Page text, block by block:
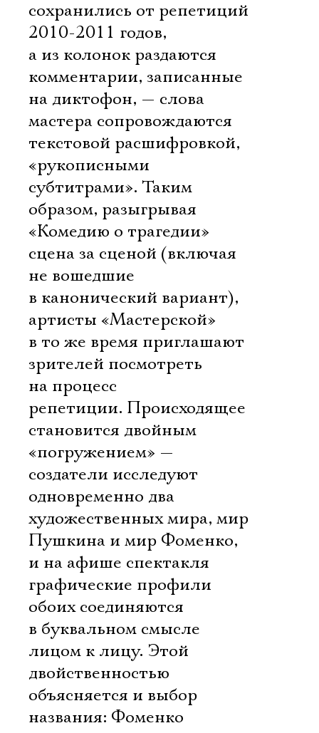
сохранились от репетиций
2010-2011 годов,
а из колонок раздаются
комментарии, записанные
на диктофон, — слова
мастера сопровождаются
текстовой расшифровкой,
«рукописными
субтитрами». Таким
образом, разыгрывая
«Комедию о трагедии»
сцена за сценой (включая
не вошедшие
в канонический вариант),
артисты «Мастерской»
в то же время приглашают
зрителей посмотреть
на процесс
репетиции. Происходящее
становится двойным
«погружением» —
создатели исследуют
одновременно два
художественных мира, мир
Пушкина и мир Фоменко,
и на афише спектакля
графические профили
обоих соединяются
в буквальном смысле
лицом к лицу. Этой
двойственностью
объясняется и выбор
названия: Фоменко
Электропочта
Имя